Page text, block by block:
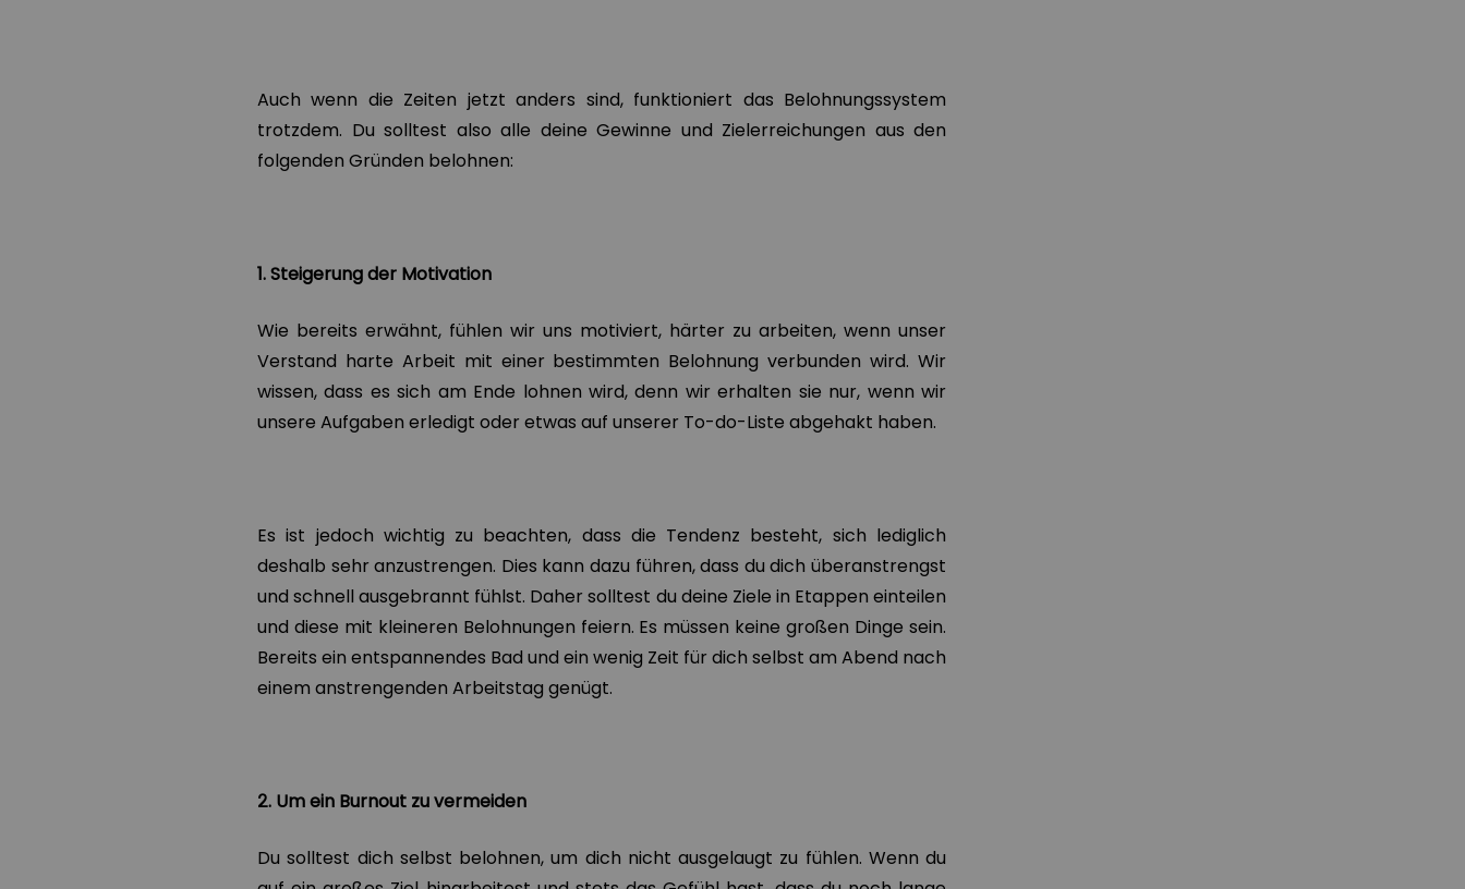
Auch wenn die Zeiten jetzt anders sind, funktioniert das Belohnungssystem
trotzdem. Du solltest also alle deine Gewinne und Zielerreichungen aus den
folgenden Gründen belohnen:
1. Steigerung der Motivation
Wie bereits erwähnt, fühlen wir uns motiviert, härter zu arbeiten, wenn unser
Verstand harte Arbeit mit einer bestimmten Belohnung verbunden wird. Wir
wissen, dass es sich am Ende lohnen wird, denn wir erhalten sie nur, wenn wir
unsere Aufgaben erledigt oder etwas auf unserer To-do-Liste abgehakt haben.
Es ist jedoch wichtig zu beachten, dass die Tendenz besteht, sich lediglich
deshalb sehr anzustrengen. Dies kann dazu führen, dass du dich überanstrengst
und schnell ausgebrannt fühlst. Daher solltest du deine Ziele in Etappen einteilen
und diese mit kleineren Belohnungen feiern. Es müssen keine großen Dinge sein.
Bereits ein entspannendes Bad und ein wenig Zeit für dich selbst am Abend nach
einem anstrengenden Arbeitstag genügt.
2. Um ein Burnout zu vermeiden
Du solltest dich selbst belohnen, um dich nicht ausgelaugt zu fühlen. Wenn du